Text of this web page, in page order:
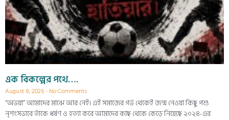
এক বিকল্পের পথে….
August 8, 2026 No Comments
“অভয়া” আমাদের মাঝে আর নেই। এই সমাজের গর্ভ থেকেই জন্ম নেওয়া কিছু পশু
নৃশংসভাবে তাঁকে ধর্ষণ ও হত্যা করে আমাদের কাছ থেকে কেড়ে নিয়েছে ২০২৪-এর